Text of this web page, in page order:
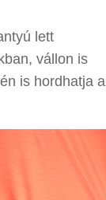
lett
vállon is
is hordhatja a